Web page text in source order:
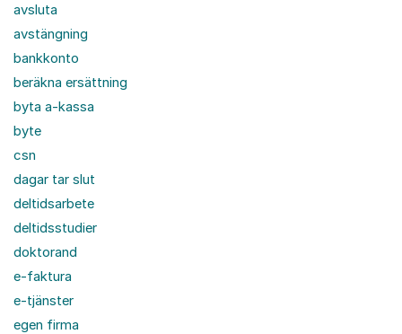
avsluta
avstängning
bankkonto
beräkna ersättning
byta a-kassa
byte
csn
dagar tar slut
deltidsarbete
deltidsstudier
doktorand
e-faktura
e-tjänster
egen firma